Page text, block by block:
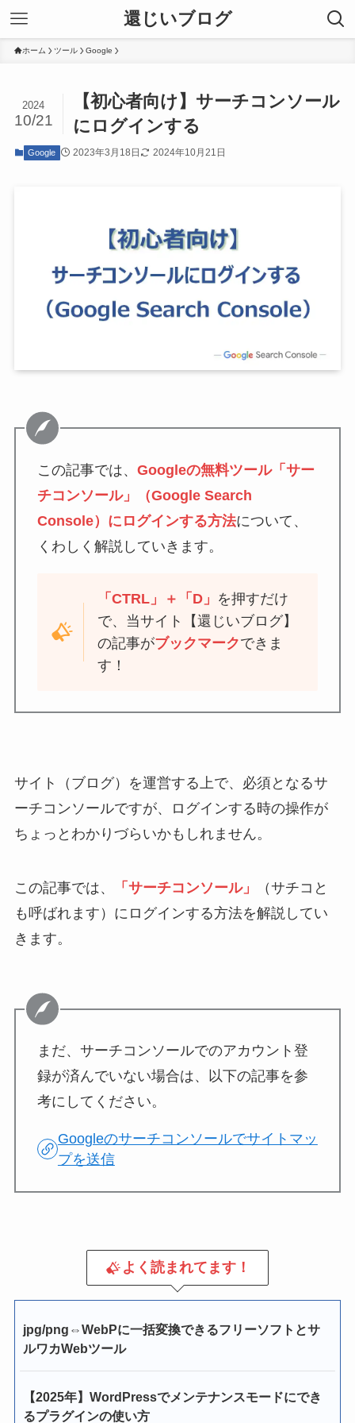
還じいブログ
ホーム ツール Google
【初心者向け】サーチコンソール
にログインする
2024
10/21
Google 2023年3月18日 2024年10月21日
この記事では、 Googleの無料ツール「サー
チコンソール」（Google Search
Console）にログインする方法について、
くわしく解説していきます。
「CTRL」＋「D」 を押すだけ
で、当サイト【還じいブログ】
の記事がブックマークできま
す！
サイト（ブログ）を運営する上で、必須となるサ
ーチコンソールですが、ログインする時の操作が
ちょっとわかりづらいかもしれません。
この記事では、 「サーチコンソール」
（サチコと
も呼ばれます）にログインする方法を解説してい
きます。
まだ、サーチコンソールでのアカウント登
録が済んでいない場合は、以下の記事を参
考にしてください。
Googleのサーチコンソールでサイトマッ
プを送信
よく読まれてます！
jpg/png⇔WebPに一括変換できるフリーソフトとサ
ルワカWebツール
【2025年】WordPressでメンテナンスモードにでき
るプラグインの使い方